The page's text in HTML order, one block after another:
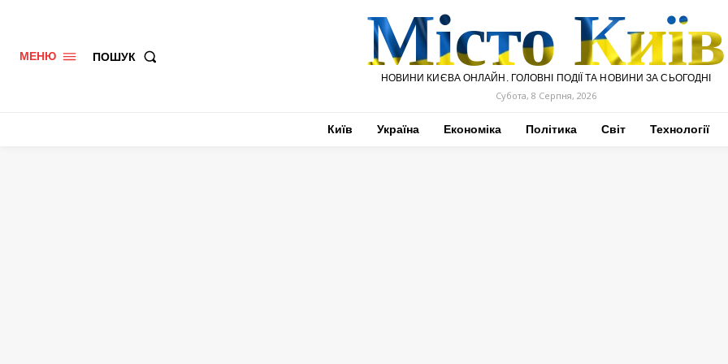
МЕНЮ ПОШУК Місто Київ
НОВИНИ КИЄВА ОНЛАЙН. ГОЛОВНІ ПОДІЇ ТА НОВИНИ ЗА СЬОГОДНІ
Субота, 8 Серпня, 2026
Київ Україна Економіка Політика Світ Технології